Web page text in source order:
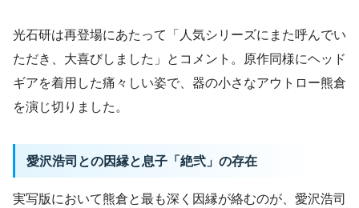
光石研は再登場にあたって「人気シリーズにまた呼んでい
ただき、大喜びしました」とコメント。原作同様にヘッド
ギアを着用した痛々しい姿で、器の小さなアウトロー熊倉
を演じ切りました。
愛沢浩司との因縁と息子「絶弐」の存在
実写版において熊倉と最も深く因縁が絡むのが、愛沢浩司